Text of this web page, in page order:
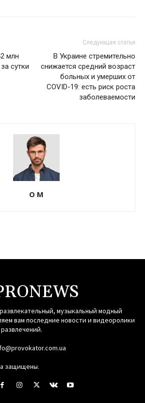
млн
сутки
Следующая статья
В Украине стремительно
снижается средний возраст
больных и умерших от
COVID-19: есть риск роста
заболеваемости
О М
музыкальный модный
вам последние новости и видеоролики
защищены.